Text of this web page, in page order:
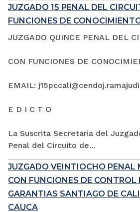
JUZGADO 15 PENAL DEL
FUNCIONES DE
JUZGADO QUINCE PENAL DEL
CON FUNCIONES DE
EMAIL:
E D I C T O
La Suscrita Secretaria del
Penal del Circuito de...
JUZGADO VEINTIOCHO PENAL
CON FUNCIONES DE CONTROL
GARANTIAS SANTIAGO DE
CAUCA